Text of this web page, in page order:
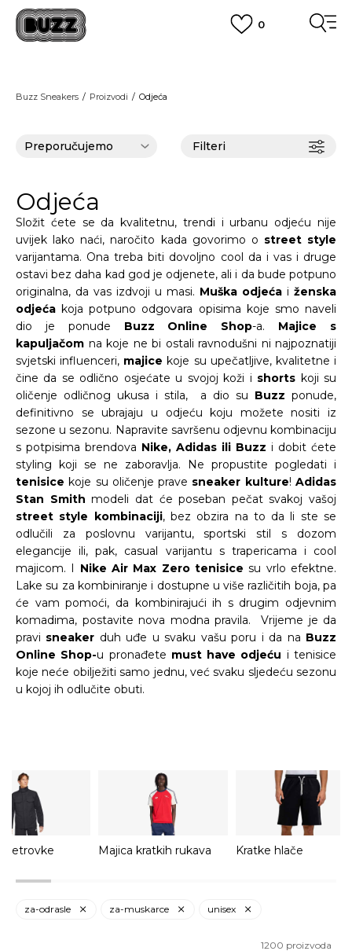
0
Dostava 1,50 €| Više od 800 paketomata u Hrvatskoj
POGLEDAJ VIŠE
POVRAT ROBE
do 12 rata bez kamata
POGLEDAJ VIŠE
CLICK& COLLECT
besplatno preuzimanje u trgovini
POGLEDAJ VIŠE
KORISNIČKA SLUŽBA
kontaktirajte nas brzo i jednostavno
KAKO DO R1 RAČUNA
POGLEDAJ VIŠE
Buzz Sneakers Proizvodi Odjeća
Filteri
Odjeća
Složit ćete se da kvalitetnu, trendi i urbanu odjeću nije
uvijek lako naći, naročito kada govorimo o street style
varijantama. Ona treba biti dovoljno cool da i vas i druge
ostavi bez daha kad god je odjenete, ali i da bude potpuno
originalna, da vas izdvoji u masi. Muška odjeća i ženska
odjeća koja potpuno odgovara opisima koje smo naveli
dio je ponude Buzz Online Shop-a. Majice s
kapuljačom na koje ne bi ostali ravnodušni ni najpoznatiji
svjetski influenceri, majicekoje su upečatljive, kvalitetne i
čine da se odlično osjećate u svojoj koži i shorts koji su
oličenje odličnog ukusa i stila, a dio su Buzz ponude,
definitivno se ubrajaju u odjeću koju možete nositi iz
sezone u sezonu. Napravite savršenu odjevnu kombinaciju
s potpisima brendova Nike, Adidas ili Buzz i dobit ćete
styling koji se ne zaboravlja. Ne propustite pogledati i
tenisicekoje su oličenje prave sneaker kulture!Adidas
Stan Smith modeli dat će poseban pečat svakoj vašoj
street style kombinaciji, bez obzira na to da li ste se
odlučili za poslovnu varijantu, sportski stil s dozom
elegancije ili, pak, casual varijantu s trapericama i cool
majicom. I Nike Air Max Zero tenisice su vrlo efektne.
Lake su za kombiniranje i dostupne u više različitih boja, pa
će vam pomoći, da kombinirajući ih s drugim odjevnim
komadima, postavite nova modna pravila. Vrijeme je da
pravi sneaker duh uđe u svaku vašu poru i da na Buzz
Online Shop-u pronađete must have odjeću i tenisice
koje neće obilježiti samo jednu, već svaku sljedeću sezonu
u kojoj ih odlučite obuti.
Majica kratkih rukava Kratke hlače
za-odrasle za-muskarce unisex
1200 proizvoda